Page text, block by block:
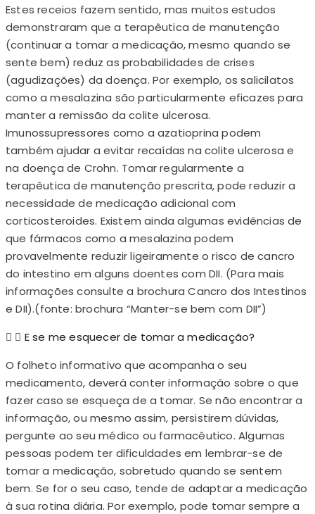
Estes receios fazem sentido, mas muitos estudos
demonstraram que a terapêutica de manutenção
(continuar a tomar a medicação, mesmo quando se
sente bem) reduz as probabilidades de crises
(agudizações) da doença. Por exemplo, os salicilatos
como a mesalazina são particularmente eficazes para
manter a remissão da colite ulcerosa.
Imunossupressores como a azatioprina podem
também ajudar a evitar recaídas na colite ulcerosa e
na doença de Crohn. Tomar regularmente a
terapêutica de manutenção prescrita, pode reduzir a
necessidade de medicação adicional com
corticosteroides. Existem ainda algumas evidências de
que fármacos como a mesalazina podem
provavelmente reduzir ligeiramente o risco de cancro
do intestino em alguns doentes com DII. (Para mais
informações consulte a brochura Cancro dos Intestinos
e DII).(fonte: brochura “Manter-se bem com DII”)
E se me esquecer de tomar a medicação?
O folheto informativo que acompanha o seu
medicamento, deverá conter informação sobre o que
fazer caso se esqueça de a tomar. Se não encontrar a
informação, ou mesmo assim, persistirem dúvidas,
pergunte ao seu médico ou farmacêutico. Algumas
pessoas podem ter dificuldades em lembrar-se de
tomar a medicação, sobretudo quando se sentem
bem. Se for o seu caso, tende de adaptar a medicação
à sua rotina diária. Por exemplo, pode tomar sempre a